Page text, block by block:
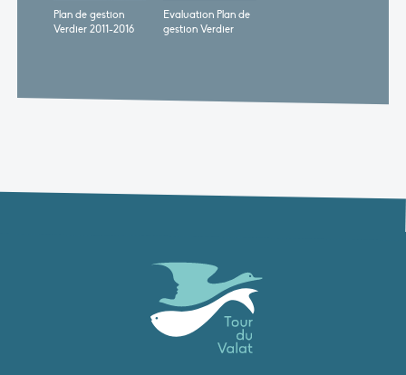
Plan de gestion
Verdier 2011-2016
Evaluation Plan de
gestion Verdier